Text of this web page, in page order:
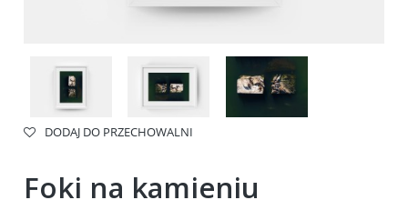
DODAJ DO PRZECHOWALNI
Foki na kamieniu